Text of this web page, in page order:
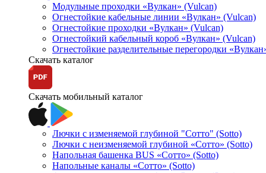
Модульные проходки «Вулкан» (Vulcan)
Огнестойкие кабельные линии «Вулкан» (Vulcan)
Огнестойкие проходки «Вулкан» (Vulcan)
Огнестойкий кабельный короб «Вулкан» (Vulcan)
Огнестойкие разделительные перегородки
Скачать каталог
Скачать мобильный каталог
Лючки с изменяемой глубиной "Сотто" (Sotto)
Лючки с неизменяемой глубиной «Сотто» (Sotto)
Напольная башенка BUS «Сотто» (Sotto)
Напольные каналы «Сотто» (Sotto)